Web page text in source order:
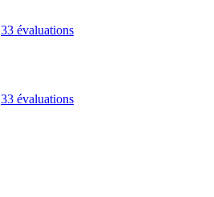
33 évaluations
33 évaluations